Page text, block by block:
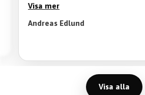
Visa mer
Andreas Edlund
Visa alla